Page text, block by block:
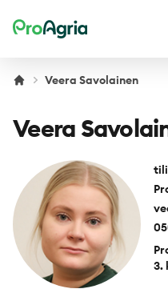
ProAgria
Veera Savolainen
Veera
3.